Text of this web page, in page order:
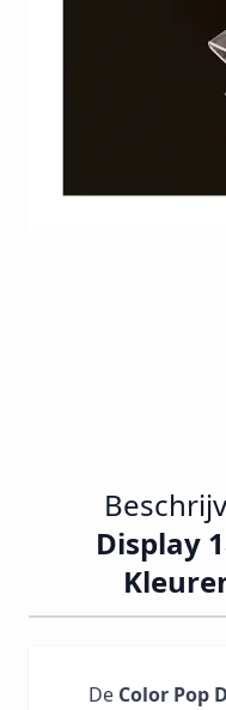
Display
De Color Pop